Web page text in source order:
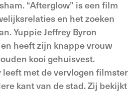
“Afterglow” is een film
en het zoeken
Yuppie Jeffrey Byron
heeft zijn knappe vrouw
kooi gehuisvest.
met de vervlogen filmster
kant van de stad. Zij bekijkt